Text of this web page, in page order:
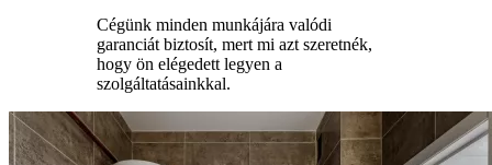
Cégünk minden munkájára valódi
garanciát biztosít, mert mi azt szeretnék,
hogy ön elégedett legyen a
szolgáltatásainkkal.